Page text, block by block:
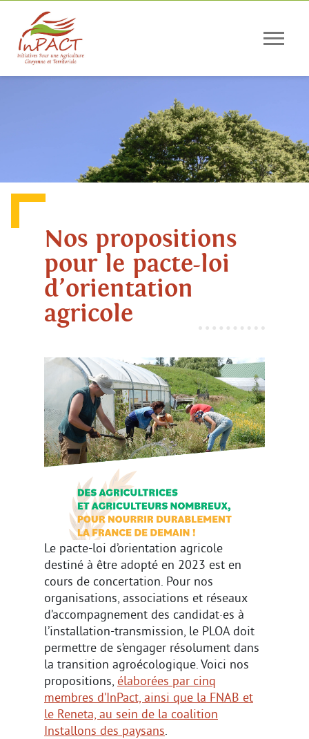
Nos propositions
pour le pacte-loi
d’orientation
agricole
Le pacte-loi d’orientation agricole
destiné à être adopté en 2023 est en
cours de concertation. Pour nos
organisations, associations et réseaux
d’accompagnement des candidat·es à
l’installation-transmission, le PLOA doit
permettre de s’engager résolument dans
la transition agroécologique. Voici nos
propositions, élaborées par cinq
membres d’InPact, ainsi que la FNAB et
le Reneta, au sein de la coalition
Installons des paysans.
Panneau de gestion des cookies